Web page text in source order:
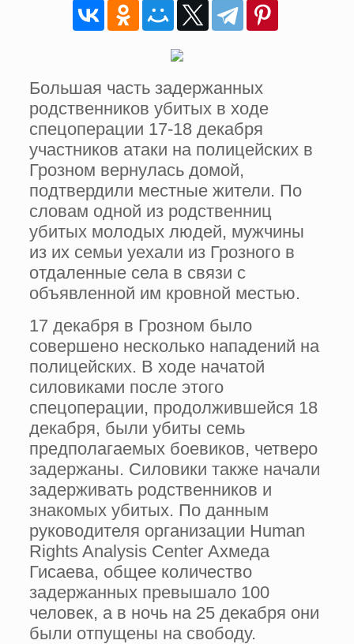
Большая часть задержанных
родственников убитых в ходе
спецоперации 17-18 декабря
участников атаки на полицейских в
Грозном вернулась домой,
подтвердили местные жители. По
словам одной из родственниц
убитых молодых людей, мужчины
из их семьи уехали из Грозного в
отдаленные села в связи с
объявленной им кровной местью.
17 декабря в Грозном было
совершено несколько нападений на
полицейских. В ходе начатой
силовиками после этого
спецоперации, продолжившейся 18
декабря, были убиты семь
предполагаемых боевиков, четверо
задержаны. Силовики также начали
задерживать родственников и
знакомых убитых. По данным
руководителя организации Human
Rights Analysis Center Ахмеда
Гисаева, общее количество
задержанных превышало 100
человек, а в ночь на 25 декабря они
были отпущены на свободу.